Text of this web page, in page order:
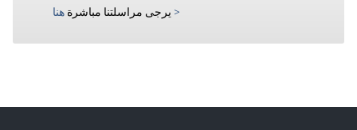
يرجى مراسلتنا مباشرة هنا >